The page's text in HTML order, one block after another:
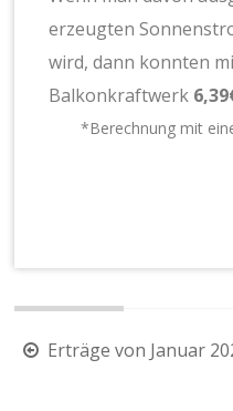
erzeugten
wird, dann konnten
Balkonkraftwerk 6,39
*Berechnung mit
Erträge von Januar